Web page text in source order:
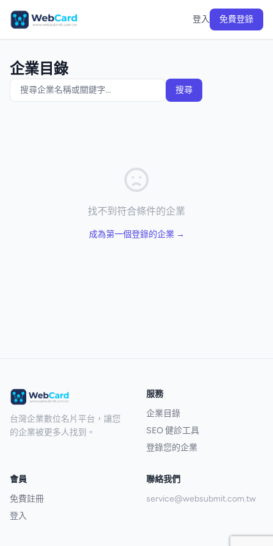
登入 免費登錄
企業目錄
搜尋
找不到符合條件的企業
成為第一個登錄的企業 →
台灣企業數位名片平台，讓您
的企業被更多人找到。
服務
企業目錄
SEO 健診工具
登錄您的企業
會員
免費註冊
登入
聯絡我們
service@websubmit.com.tw